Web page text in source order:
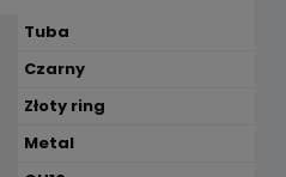
Tuba
Czarny
Złoty ring
Metal